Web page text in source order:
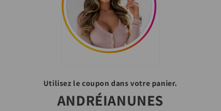
Utilisez le coupon dans votre panier.
ANDRÉIANUNES